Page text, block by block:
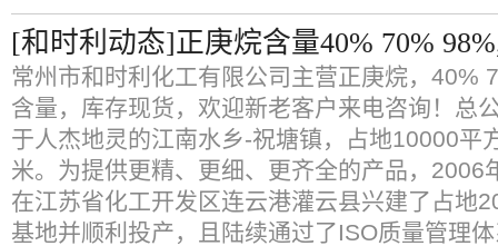
[和时利动态]正庚烷含量40% 70%
常州市和时利化工有限公司主营正庚烷，40%
含量，库存现货，欢迎新老客户来电咨询！总
于人杰地灵的江南水乡-祝塘镇，占地10000平
米。为提供更精、更细、更齐全的产品，2006
在江苏省化工开发区连云港灌云县兴建了占地
基地并顺利投产，且陆续通过了ISO质量管理